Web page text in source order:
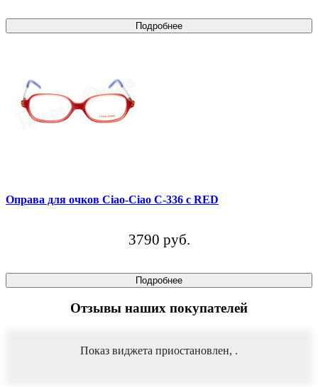
Подробнее
Оправа для очков Ciao-Ciao C-336 с RED
3790 руб.
Подробнее
Отзывы наших покупателей
Показ виджета приостановлен, .